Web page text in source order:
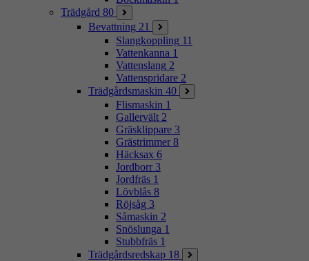
Trädgård 80
Bevattning 21
Slangkoppling 11
Vattenkanna 1
Vattenslang 2
Vattenspridare 2
Trädgårdsmaskin 40
Flismaskin 1
Gallervält 2
Gräsklippare 3
Grästrimmer 8
Häcksax 6
Jordborr 3
Jordfräs 1
Lövblås 8
Röjsåg 3
Såmaskin 2
Snöslunga 1
Stubbfräs 1
Trädgårdsredskap 18